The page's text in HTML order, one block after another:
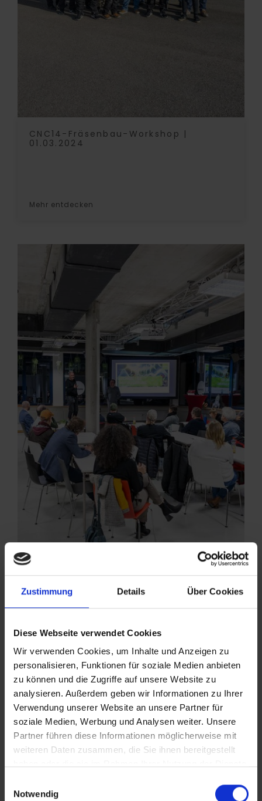
Zustimmung Details Über Cookies
Diese Webseite verwendet Cookies
Wir verwenden Cookies, um Inhalte und Anzeigen zu
personalisieren, Funktionen für soziale Medien anbieten
zu können und die Zugriffe auf unsere Website zu
analysieren. Außerdem geben wir Informationen zu Ihrer
Verwendung unserer Website an unsere Partner für
soziale Medien, Werbung und Analysen weiter. Unsere
Partner führen diese Informationen möglicherweise mit
weiteren Daten zusammen, die Sie ihnen bereitgestellt
Weitere Informationen zur Datenverarbeitung stehen in
Notwendig
CNC14-Fräsenbau-Workshop |
01.03.2024
Mehr entdecken
Mehr entdecken